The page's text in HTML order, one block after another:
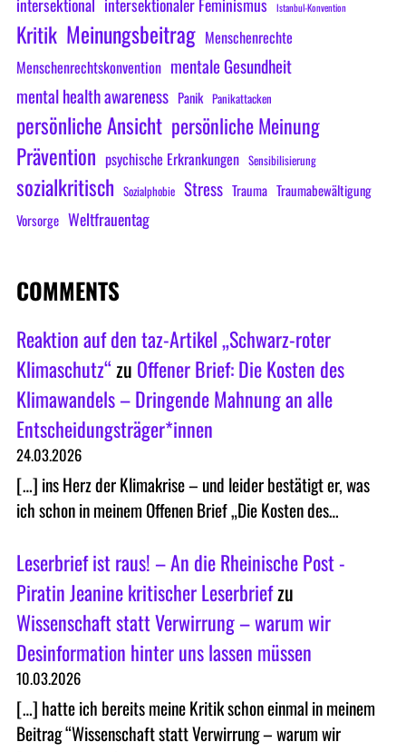
Istanbul-Konvention
Kritik Meinungsbeitrag Menschenrechte
Menschenrechtskonvention mentale Gesundheit
mental health awareness Panik Panikattacken
persönliche Ansicht persönliche Meinung
Prävention psychische Erkrankungen Sensibilisierung
sozialkritisch Sozialphobie Stress Trauma Traumabewältigung
Vorsorge Weltfrauentag
COMMENTS
Reaktion auf den taz-Artikel „Schwarz-roter
Klimaschutz“zu Offener Brief: Die Kosten des
Klimawandels – Dringende Mahnung an alle
Entscheidungsträger*innen
24.03.2026
[…] ins Herz der Klimakrise – und leider bestätigt er, was
ich schon in meinem Offenen Brief „Die Kosten des…
Leserbrief ist raus! – An die Rheinische Post -
Piratin Jeanine kritischer Leserbriefzu
Wissenschaft statt Verwirrung – warum wir
Desinformation hinter uns lassen müssen
10.03.2026
[…] hatte ich bereits meine Kritik schon einmal in meinem
Beitrag “Wissenschaft statt Verwirrung – warum wir